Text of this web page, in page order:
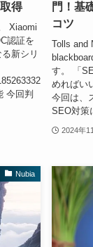
得
Xiaomi
認証を
新シリ
今回判
門！基
コツ
Tolls and
す。 「
めればい
今回は、
SEO対策
2024年
Nubia